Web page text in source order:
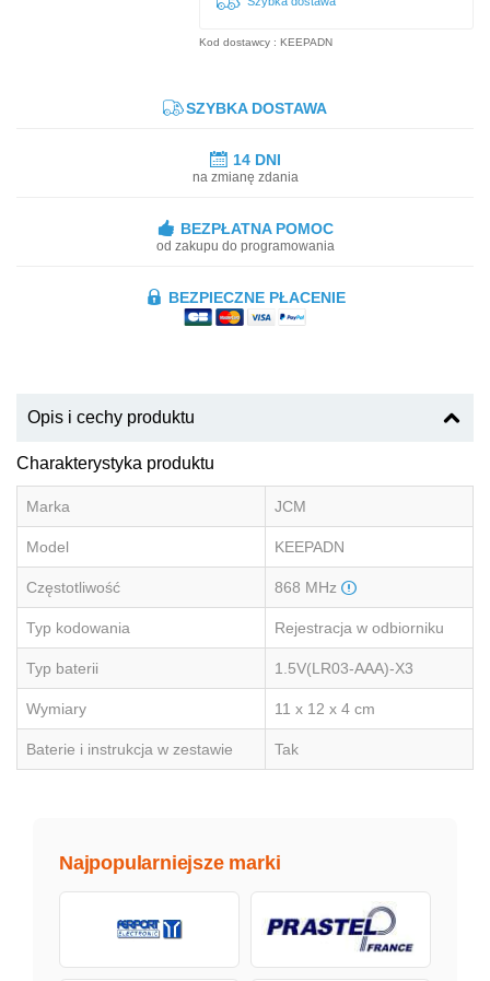
Kod dostawcy : KEEPADN
SZYBKA DOSTAWA
14 DNI
na zmianę zdania
BEZPŁATNA POMOC
od zakupu do programowania
BEZPIECZNE PŁACENIE
Opis i cechy produktu
Charakterystyka produktu
Marka JCM
Model KEEPADN
Częstotliwość 868 MHz
Typ kodowania Rejestracja w odbiorniku
Typ baterii 1.5V(LR03-AAA)-X3
Wymiary 11 x 12 x 4 cm
Baterie i instrukcja w zestawie Tak
Najpopularniejsze marki